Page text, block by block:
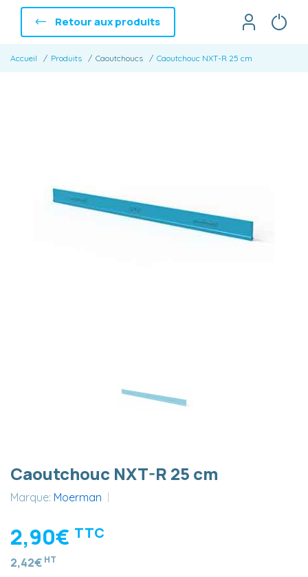
Retour aux produits
Accueil Produits Caoutchoucs Caoutchouc NXT-R 25 cm
Caoutchouc NXT-R 25 cm
Marque: Moerman
2,90€ TTC
2,42€ HT